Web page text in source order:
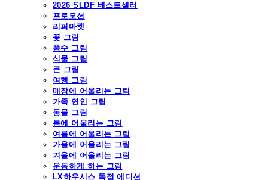
2026 SLDF 베스트셀러
프로모션
리퍼마켓
꽃 그림
풍수 그림
식물 그림
큰 그림
여행 그림
매장에 어울리는 그림
가족 연인 그림
동물 그림
봄에 어울리는 그림
여름에 어울리는 그림
가을에 어울리는 그림
겨울에 어울리는 그림
운동하게 하는 그림
LX하우시스 독점 에디션